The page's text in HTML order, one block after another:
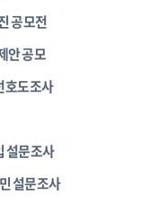
공모전
안 공모
호도조사
설문조사
설문조사